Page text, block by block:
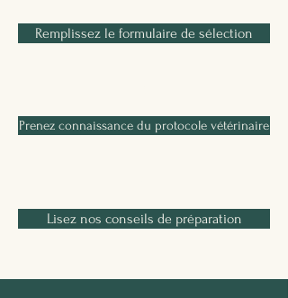
Remplissez le formulaire de sélection
Prenez connaissance du protocole vétérinaire
Lisez nos conseils de préparation